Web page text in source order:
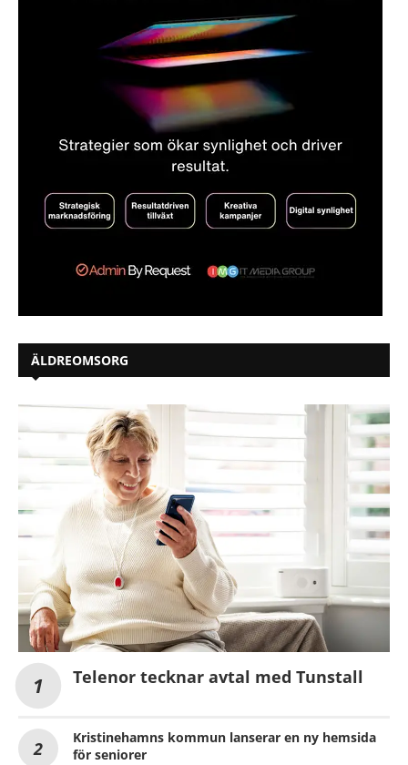
ÄLDREOMSORG
Telenor tecknar avtal med Tunstall
Kristinehamns kommun lanserar en ny hemsida
för seniorer